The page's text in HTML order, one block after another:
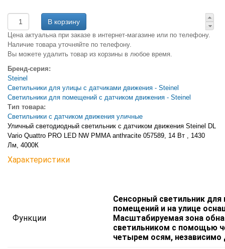
Цена актуальна при заказе в интернет-магазине или по телефону.
Наличие товара уточняйте по телефону.
Вы можете удалить товар из корзины в любое время.
Бренд-серия:
Steinel
Светильники для улицы с датчиками движения - Steinel
Светильники для помещений с датчиком движения - Steinel
Тип товара:
Светильники с датчиком движения уличные
Уличный светодиодный светильник с датчиком движения Steinel DL
Vario Quattro PRO LED NW PMMA anthracite 057589, 14 Вт , 1430
Лм, 4000К
Характеристики
Функции
Cенсорный светильник
помещений и на улице
Масштабируемая зона
светильником с помощью
четырем осям, независимо